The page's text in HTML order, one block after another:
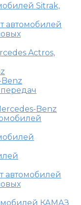
Sitrak,
автомобилей
Actros,
Benz
автомобилей
КАМАЗ